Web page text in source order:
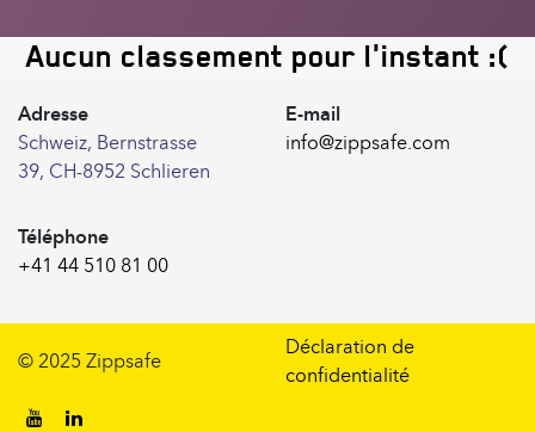
Aucun classement pour l'instant :(
Adresse
Schweiz, Bernstrasse
39, CH-8952 Schlieren
E-mail
info@zippsafe.com
Téléphone
+41 44 510 81 00
© 2025 Zippsafe
Déclaration de
confidentialité